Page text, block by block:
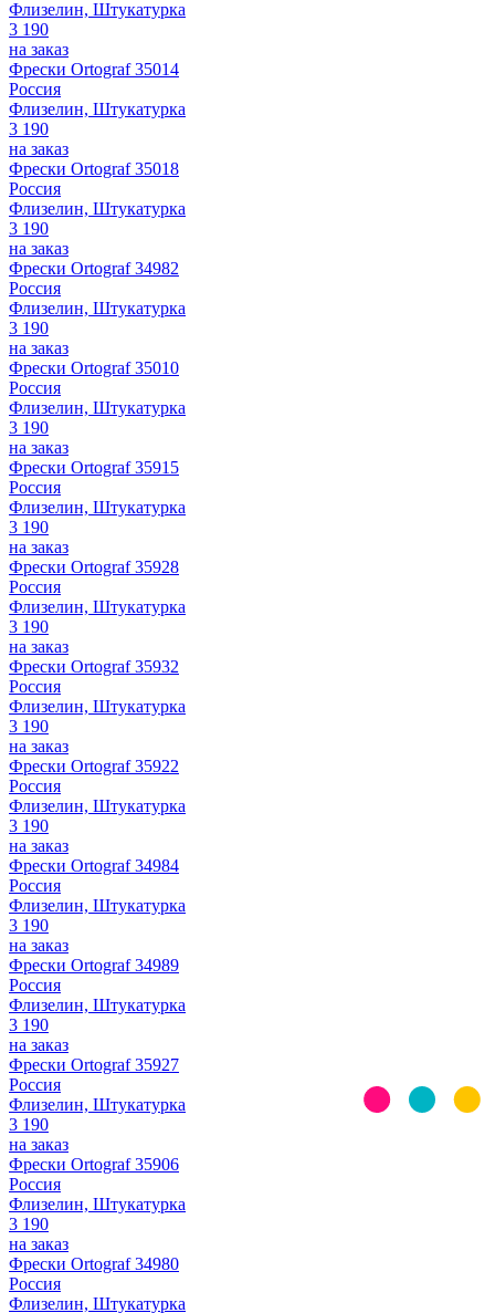
Флизелин, Штукатурка
3 190
на заказ
Фрески Ortograf 35014
Россия
Флизелин, Штукатурка
3 190
на заказ
Фрески Ortograf 35018
Россия
Флизелин, Штукатурка
3 190
на заказ
Фрески Ortograf 34982
Россия
Флизелин, Штукатурка
3 190
на заказ
Фрески Ortograf 35010
Россия
Флизелин, Штукатурка
3 190
на заказ
Фрески Ortograf 35915
Россия
Флизелин, Штукатурка
3 190
на заказ
Фрески Ortograf 35928
Россия
Флизелин, Штукатурка
3 190
на заказ
Фрески Ortograf 35932
Россия
Флизелин, Штукатурка
3 190
на заказ
Фрески Ortograf 35922
Россия
Флизелин, Штукатурка
3 190
на заказ
Фрески Ortograf 34984
Россия
Флизелин, Штукатурка
3 190
на заказ
Фрески Ortograf 34989
Россия
Флизелин, Штукатурка
3 190
на заказ
Фрески Ortograf 35927
Россия
Флизелин, Штукатурка
3 190
на заказ
Фрески Ortograf 35906
Россия
Флизелин, Штукатурка
3 190
на заказ
Фрески Ortograf 34980
Россия
Флизелин, Штукатурка